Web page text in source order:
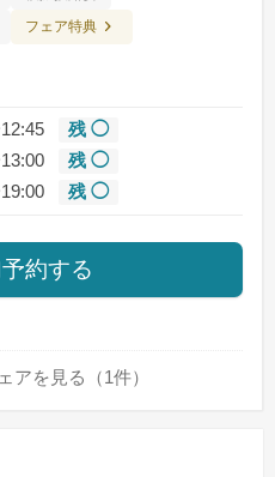
フェア特典
残 ◯
残 ◯
残 ◯
約する
アを 見る（1件）